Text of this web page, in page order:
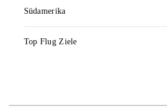
Südamerika
Top Flug Ziele